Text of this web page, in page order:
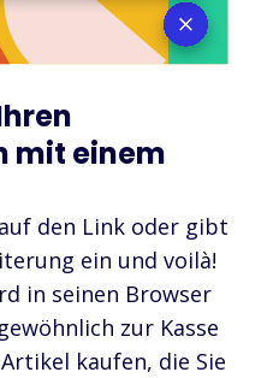
mit einem
den Link oder gibt
ein und voilà!
in seinen Browser
zur Kasse
kaufen, die Sie